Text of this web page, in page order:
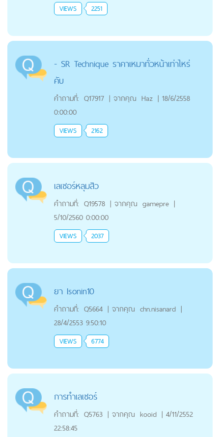
VIEWS 2251
- SR Technique ราคาเหมาทั่วหน้าเท่าไหร่
คับ
คำถามที่: Q17917 | จากคุณ Haz | 18/6/2558
0:00:00
VIEWS 2162
เลเซอร์หลุมสิว
คำถามที่: Q19578 | จากคุณ gamepre |
5/10/2560 0:00:00
VIEWS 2037
ยา Isonin10
คำถามที่: Q5664 | จากคุณ chn.nisanard |
28/4/2553 9:50:10
VIEWS 6774
การทำเลเซอร์
คำถามที่: Q5763 | จากคุณ kooid | 4/11/2552
22:58:45